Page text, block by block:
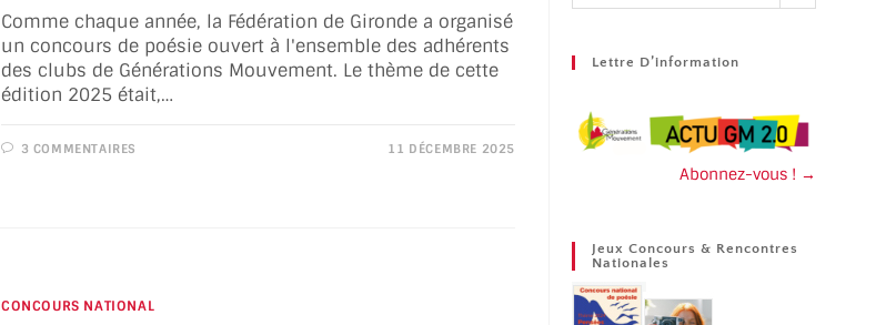
Comme chaque année, la Fédération de Gironde a organisé
un concours de poésie ouvert à l'ensemble des adhérents
des clubs de Générations Mouvement. Le thème de cette
édition 2025 était,…
3 COMMENTAIRES 11 DÉCEMBRE 2025
CONCOURS NATIONAL
Lettre D’information
Abonnez-vous ! →
Jeux Concours & Rencontres
Nationales